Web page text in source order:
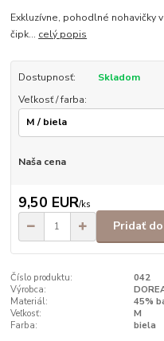
Exkluzívne, pohodlné nohavičky
čipk... celý popis
Dostupnosť:
Skladom
Veľkosť / farba:
Naša cena
9,50 EUR/ks
Pridať
Číslo produktu:
042
Výrobca:
Materiál:
45%
Veľkosť:
M
Farba:
biela